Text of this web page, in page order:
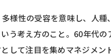
性の受容を意味し、人種
う考え方のこと。60年代
して注目を集めマネジメ